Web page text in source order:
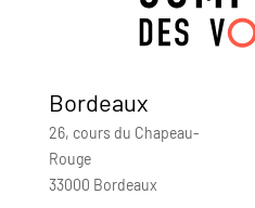
Bordeaux
26, cours du Chapeau-
Rouge
33000 Bordeaux